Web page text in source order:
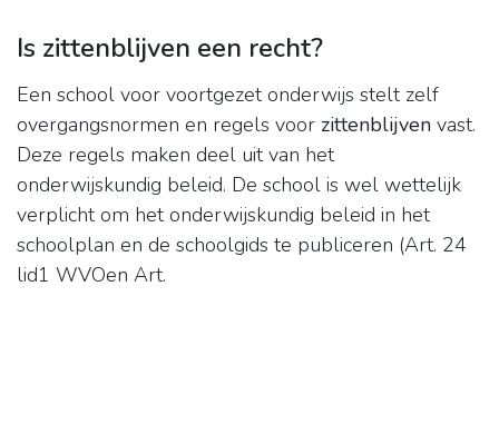
Is zittenblijven een recht?
Een school voor voortgezet onderwijs stelt zelf
overgangsnormen en regels voor zittenblijven vast.
Deze regels maken deel uit van het
onderwijskundig beleid. De school is wel wettelijk
verplicht om het onderwijskundig beleid in het
schoolplan en de schoolgids te publiceren (Art. 24
lid1 WVOen Art.